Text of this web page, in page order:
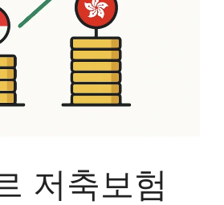
저축보험